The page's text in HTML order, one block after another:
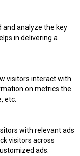
and analyze the key
in delivering a
visitors interact with
on metrics the
etc.
with relevant ads
visitors across
ads.